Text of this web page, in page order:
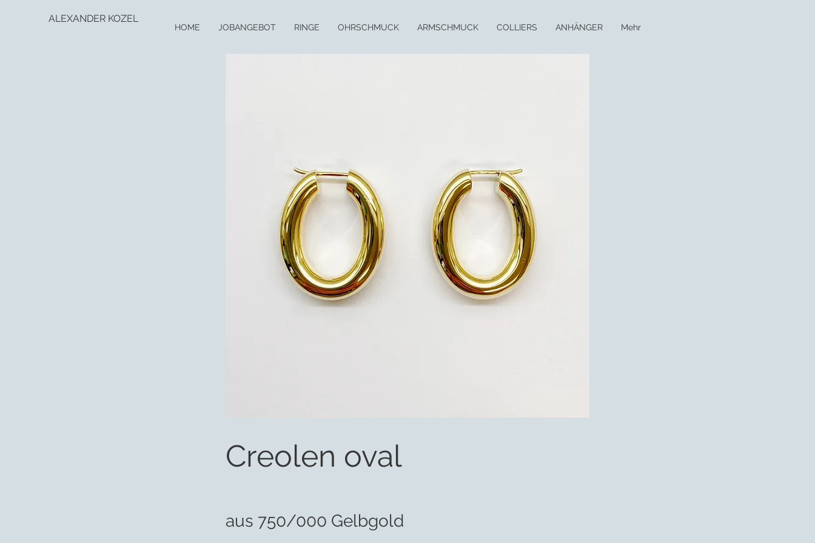
ALEXANDER KOZEL
HOME JOBANGEBOT RINGE OHRSCHMUCK ARMSCHMUCK COLLIERS ANHÄNGER Mehr
Creolen oval
aus 750/000 Gelbgold